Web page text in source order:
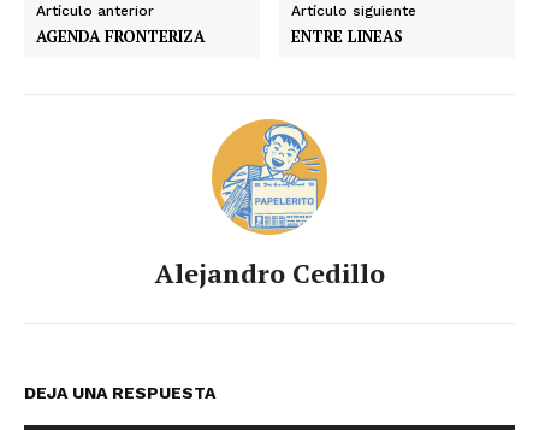
Artículo anterior
AGENDA FRONTERIZA
Artículo siguiente
ENTRE LINEAS
Alejandro Cedillo
DEJA UNA RESPUESTA